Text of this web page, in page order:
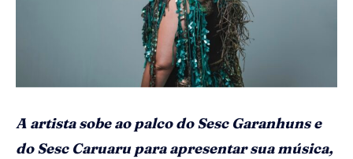
A artista sobe ao palco do Sesc Garanhuns e
do Sesc Caruaru para apresentar sua música,